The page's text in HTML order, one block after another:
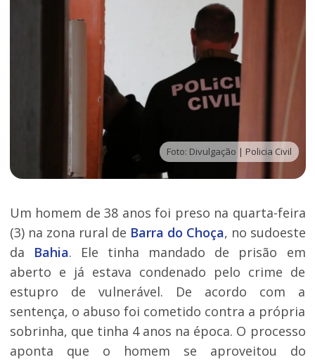
Foto: Divulgação | Policia Civil
Um homem de 38 anos foi preso na quarta-feira
(3) na zona rural de Barra do Choça, no sudoeste
da Bahia. Ele tinha mandado de prisão em
aberto e já estava condenado pelo crime de
estupro de vulnerável. De acordo com a
sentença, o abuso foi cometido contra a própria
sobrinha, que tinha 4 anos na época. O processo
aponta que o homem se aproveitou do